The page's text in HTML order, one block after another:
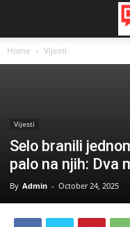
Home Vijesti
Vijesti
Selo branili
palo na njih: Dva
By Admin - October 24, 2025